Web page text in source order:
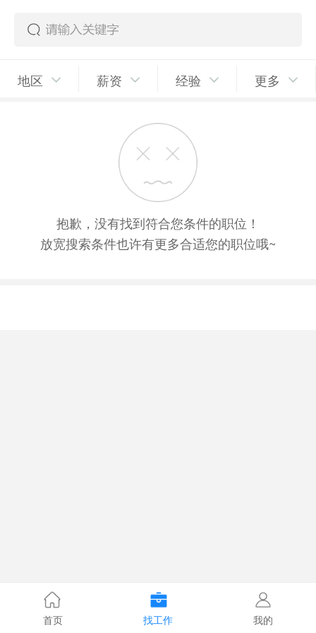
地区 薪资 经验 更多
抱歉，没有找到符合您条件的职位！
放宽搜索条件也许有更多合适您的职位哦~
首页 找工作 我的